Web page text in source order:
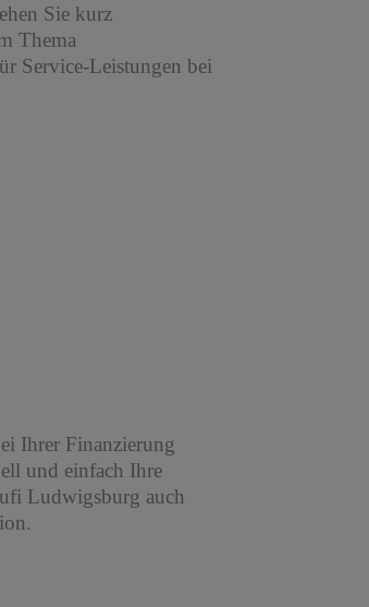
Sie kurz
Thema
Service-Leistungen bei
Ihrer Finanzierung
und einfach Ihre
Ludwigsburg auch